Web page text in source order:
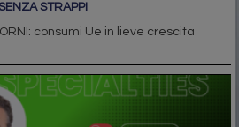
STRAPPI
consumi Ue in lieve crescita